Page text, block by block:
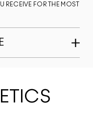
RECEIVE FOR THE MOST